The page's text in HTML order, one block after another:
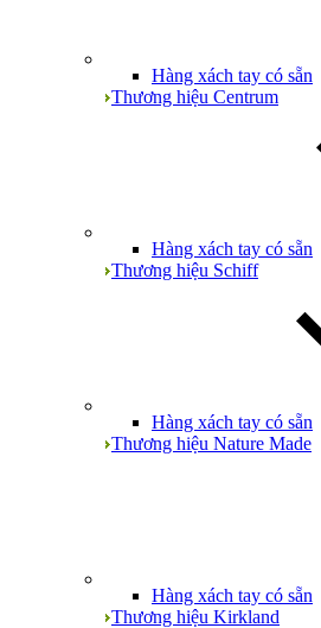
Hàng xách tay có sẵn
Thương hiệu Centrum
Hàng xách tay có sẵn
Thương hiệu Schiff
Hàng xách tay có sẵn
Thương hiệu Nature Made
Hàng xách tay có sẵn
Thương hiệu Kirkland